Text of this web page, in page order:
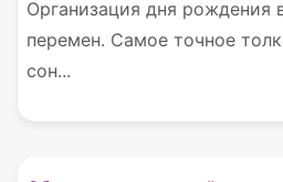
Организация дня рождения
перемен. Самое точное
сон...